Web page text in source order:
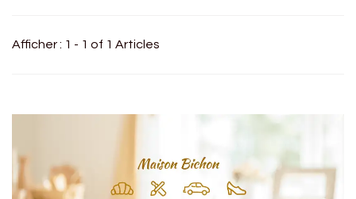
Afficher : 1 - 1 of 1 Articles